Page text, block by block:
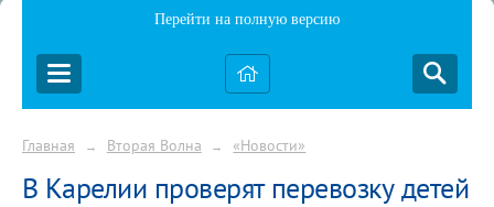
Перейти на полную версию
Главная → Вторая Волна → «Новости»
В Карелии проверят перевозку детей